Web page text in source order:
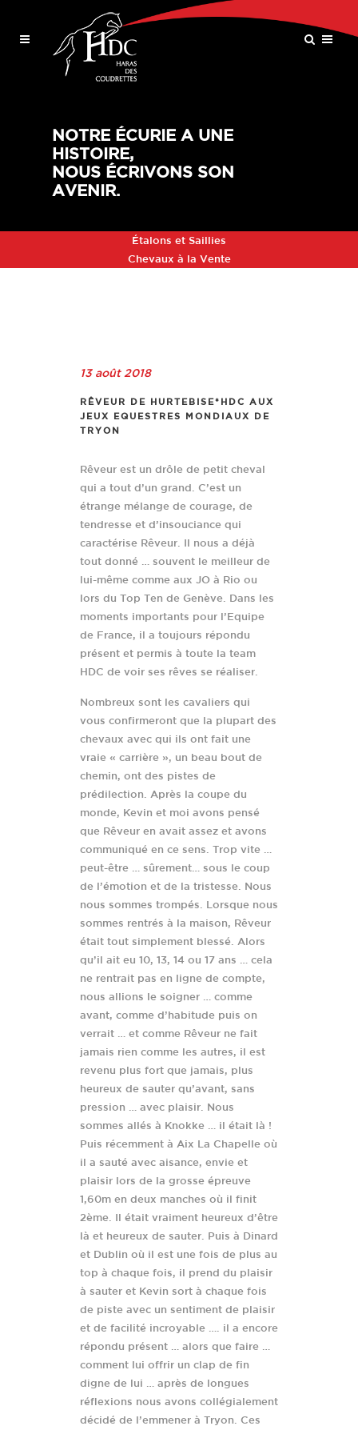
NOTRE ÉCURIE A UNE
HISTOIRE,
NOUS ÉCRIVONS SON
AVENIR.
Étalons et Saillies
Chevaux à la Vente
13 août 2018
RÊVEUR DE HURTEBISE*HDC AUX
JEUX EQUESTRES MONDIAUX DE
TRYON
Rêveur est un drôle de petit cheval
qui a tout d’un grand. C’est un
étrange mélange de courage, de
tendresse et d’insouciance qui
caractérise Rêveur. Il nous a déjà
tout donné … souvent le meilleur de
lui-même comme aux JO à Rio ou
lors du Top Ten de Genève. Dans les
moments importants pour l’Equipe
de France, il a toujours répondu
présent et permis à toute la team
HDC de voir ses rêves se réaliser.
Nombreux sont les cavaliers qui
vous confirmeront que la plupart des
chevaux avec qui ils ont fait une
vraie « carrière », un beau bout de
chemin, ont des pistes de
prédilection. Après la coupe du
monde, Kevin et moi avons pensé
que Rêveur en avait assez et avons
communiqué en ce sens. Trop vite …
peut-être … sûrement… sous le coup
de l’émotion et de la tristesse. Nous
nous sommes trompés. Lorsque nous
sommes rentrés à la maison, Rêveur
était tout simplement blessé. Alors
qu’il ait eu 10, 13, 14 ou 17 ans … cela
ne rentrait pas en ligne de compte,
nous allions le soigner … comme
avant, comme d’habitude puis on
verrait … et comme Rêveur ne fait
jamais rien comme les autres, il est
revenu plus fort que jamais, plus
heureux de sauter qu’avant, sans
pression … avec plaisir. Nous
sommes allés à Knokke … il était là !
Puis récemment à Aix La Chapelle où
il a sauté avec aisance, envie et
plaisir lors de la grosse épreuve
1,60m en deux manches où il finit
2ème. Il était vraiment heureux d’être
là et heureux de sauter. Puis à Dinard
et Dublin où il est une fois de plus au
top à chaque fois, il prend du plaisir
à sauter et Kevin sort à chaque fois
de piste avec un sentiment de plaisir
et de facilité incroyable …. il a encore
répondu présent … alors que faire …
comment lui offrir un clap de fin
digne de lui … après de longues
réflexions nous avons collégialement
décidé de l’emmener à Tryon. Ces